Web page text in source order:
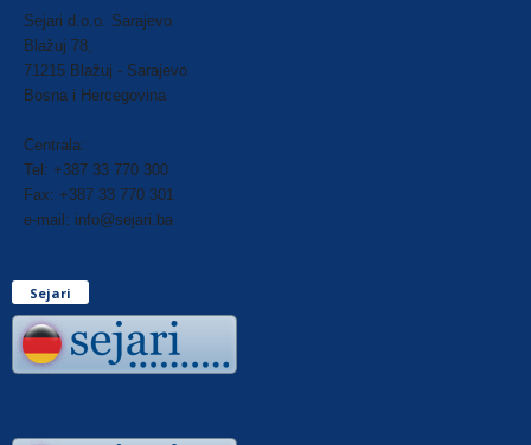
Sejari d.o.o. Sarajevo
Blažuj 78,
71215 Blažuj - Sarajevo
Bosna i Hercegovina
Centrala:
Tel: +387 33 770 300
Fax: +387 33 770 301
e-mail: info@sejari.ba
Sejari